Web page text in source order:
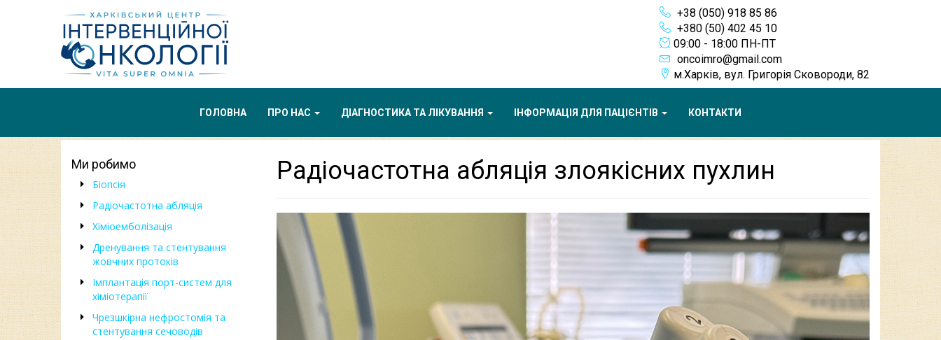
+38 (050) 918 85 86
+380 (50) 402 45 10
09:00 - 18:00 ПН-ПТ
oncoimro@gmail.com
м.Харків, вул. Григорія Сковороди, 82
ГОЛОВНА ПРО НАС ДІАГНОСТИКА ТА ЛІКУВАННЯ ІНФОРМАЦІЯ ДЛЯ ПАЦІЄНТІВ КОНТАКТИ
Радіочастотна абляція злоякісних пухлин
Ми робимо
Біопсія
Радіочастотна абляція
Хіміоемболізація
Дренування та стентування
жовчних протоків
Імплантація порт-систем для
хіміотерапії
Чрезшкірна нефростомія та
стентування сечоводів